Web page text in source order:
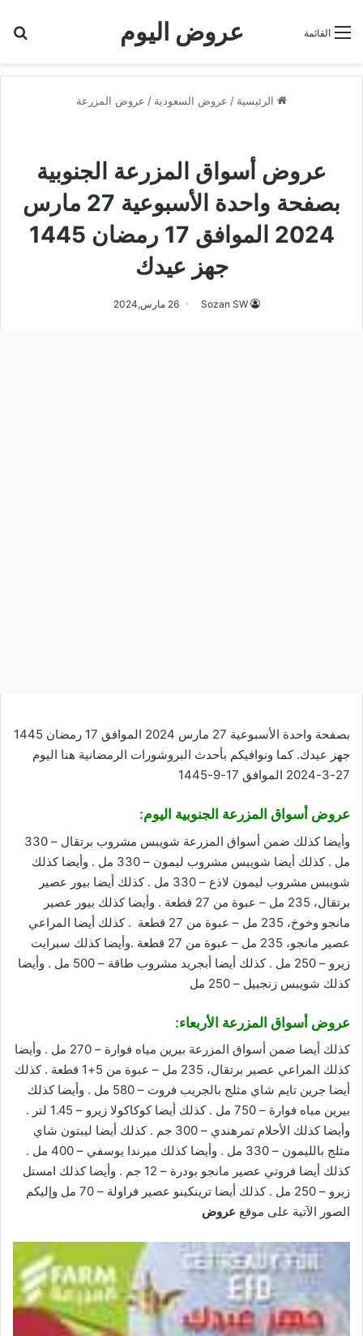
عروض اليوم القائمة
الرئيسية / عروض السعودية / عروض المزرعة
عروض أسواق المزرعة الجنوبية
بصفحة واحدة الأسبوعية 27 مارس
2024 الموافق 17 رمضان 1445
جهز عيدك
Sozan SW 26 مارس,2024
بصفحة واحدة الأسبوعية 27 مارس 2024 الموافق 17 رمضان 1445
جهز عيدك. كما ونوافيكم بأحدث البروشورات الرمضانية هنا اليوم
27-3-2024 الموافق 17-9-1445
عروض أسواق المزرعة الجنوبية اليوم:
وأيضا كذلك ضمن أسواق المزرعة شويبس مشروب برتقال – 330
مل . كذلك أيضا شويبس مشروب ليمون – 330 مل . وأيضا كذلك
شويبس مشروب ليمون لاذع – 330 مل . كذلك أيضا بيور عصير
برتقال، 235 مل – عبوة من 27 قطعة . وأيضا كذلك بيور عصير
مانجو وخوخ، 235 مل – عبوة من 27 قطعة . كذلك أيضا المراعي
عصير مانجو، 235 مل – عبوة من 27 قطعة .وأيضا كذلك سبرايت
زيرو – 250 مل . كذلك أيضا أبجريد مشروب طاقة – 500 مل . وأيضا
كذلك شويبس زنجبيل – 250 مل
عروض أسواق المزرعة الأربعاء:
كذلك أيضا ضمن أسواق المزرعة بيرين مياه فوارة – 270 مل . وأيضا
كذلك المراعي عصير برتقال، 235 مل – عبوة من 5+1 قطعة . كذلك
أيضا جرين تايم شاي مثلج بالجريب فروت – 580 مل . وأيضا كذلك
بيرين مياه فوارة – 750 مل . كذلك أيضا كوكاكولا زيرو – 1.45 لتر .
وأيضا كذلك الأحلام تمرهندي – 300 جم . كذلك أيضا ليبتون شاي
مثلج بالليمون – 330 مل . وأيضا كذلك ميرندا يوسفي – 400 مل .
كذلك أيضا فروتي عصير مانجو بودرة – 12 جم . وأيضا كذلك امستل
زيرو – 250 مل . كذلك أيضا ترينكينو عصير فراولة – 70 مل وإليكم
الصور الآتية على موقع عروض